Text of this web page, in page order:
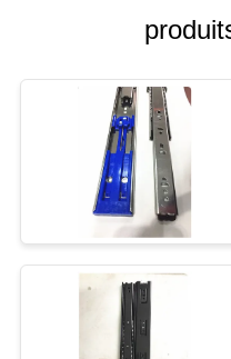
PRIVACY
POLICY